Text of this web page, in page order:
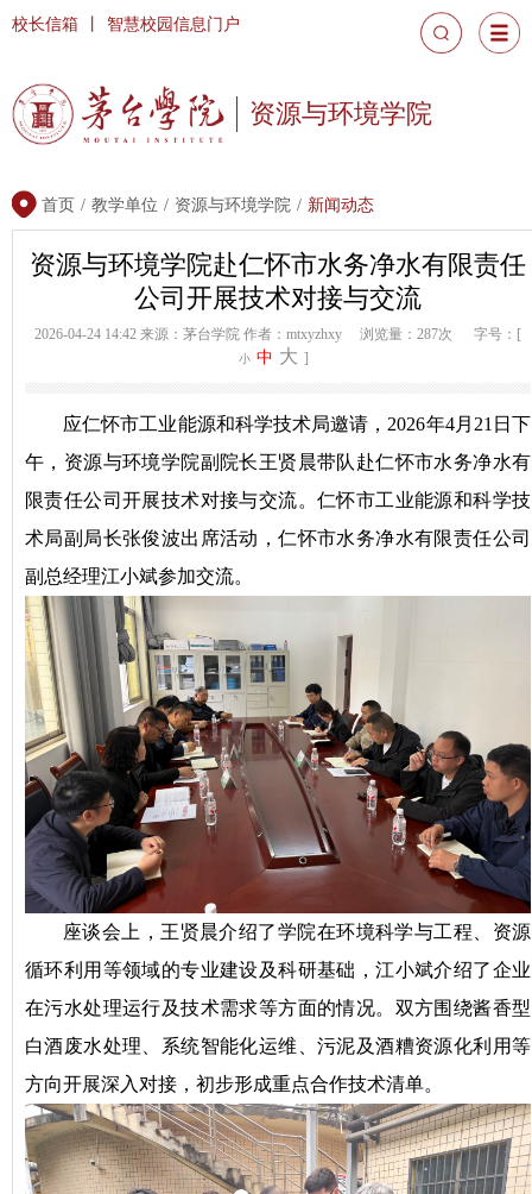
资源与环境学院
校长信箱 智慧校园信息门户
首页 / 教学单位 / 资源与环境学院 / 新闻动态
资源与环境学院赴仁怀市水务净水有限责任
公司开展技术对接与交流
2026-04-24 14:42 来源：茅台学院 作者：mtxyzhxy 浏览量：287次 字号：[
小 中 大 ]
应仁怀市工业能源和科学技术局邀请，2026年4月21日下
午，资源与环境学院副院长王贤晨带队赴仁怀市水务净水有
限责任公司开展技术对接与交流。仁怀市工业能源和科学技
术局副局长张俊波出席活动，仁怀市水务净水有限责任公司
副总经理江小斌参加交流。
座谈会上，王贤晨介绍了学院在环境科学与工程、资源
循环利用等领域的专业建设及科研基础，江小斌介绍了企业
在污水处理运行及技术需求等方面的情况。双方围绕酱香型
白酒废水处理、系统智能化运维、污泥及酒糟资源化利用等
方向开展深入对接，初步形成重点合作技术清单。